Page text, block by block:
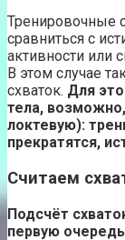
Тренировочные
сравниться с
активности или
В этом случае
схваток. Для
тела,
локтевую):
прекратятся,
Считаем
Подсчёт
первую